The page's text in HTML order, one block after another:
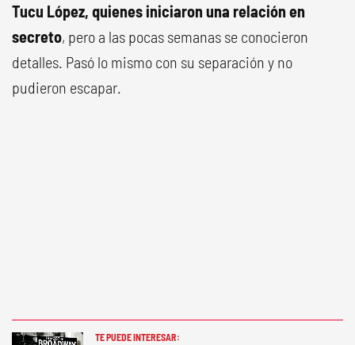
Tucu López, quienes iniciaron una relación en
secreto, pero a las pocas semanas se conocieron
detalles. Pasó lo mismo con su separación y no
pudieron escapar.
TE PUEDE INTERESAR: